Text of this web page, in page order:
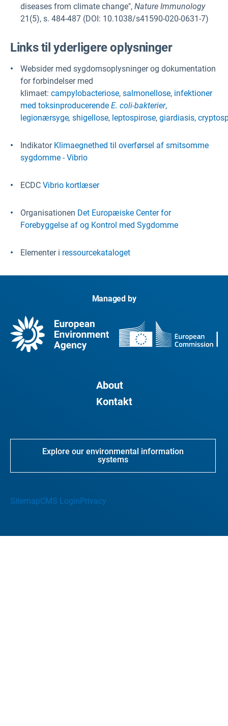
diseases from climate change", Nature Immunology
21(5), s. 484-487 (DOI: 10.1038/s41590-020-0631-7)
Links til yderligere oplysninger
Websider med sygdomsoplysninger og dokumentation
for forbindelser med
klimaet: campylobacteriose, salmonellose, infektioner
med toksinproducerende E. coli-bakterier,
legionærsyge, shigellose, leptospirose, giardiasis,
Indikator Klimaegnethed til overførsel af smitsomme
sygdomme - Vibrio
ECDC Vibrio kortlæser
Organisationen Det Europæiske Center for
Forebyggelse af og Kontrol med Sygdomme
Elementer i ressourcekataloget
Managed by
About
Kontakt
Explore our environmental information
systems
SitemapCMS LoginPrivacy